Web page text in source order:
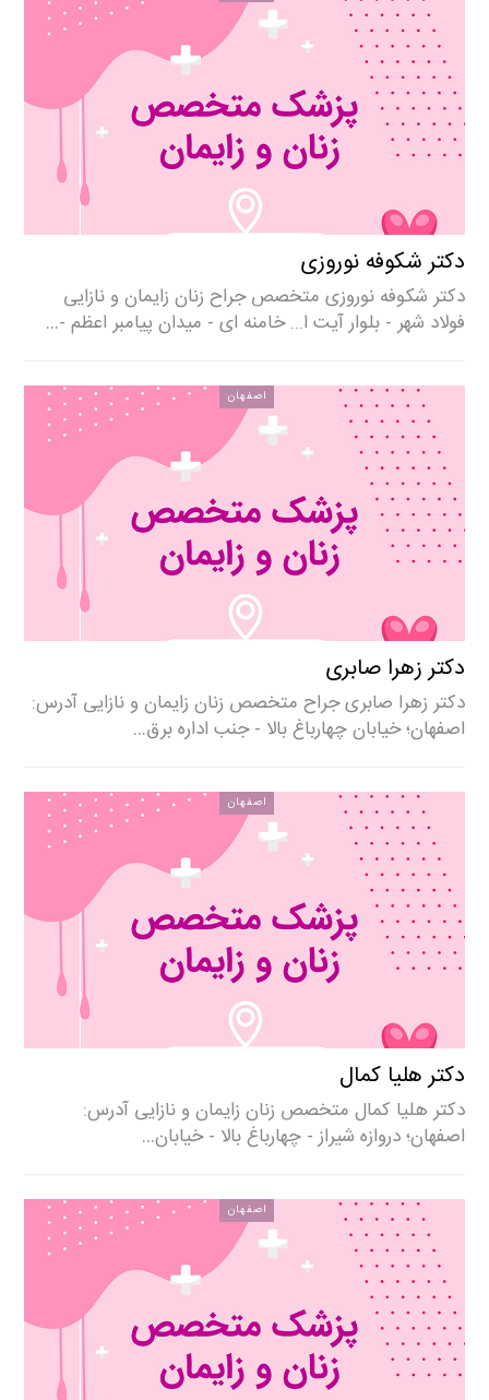
دکتر شکوفه نوروزی
دکتر شکوفه نوروزی متخصص جراح زنان زایمان و نازایی
فولاد شهر - بلوار آیت ا... خامنه ای - میدان پیامبر اعظم -…
اصفهان
دکتر زهرا صابری
دکتر زهرا صابری جراح متخصص زنان زایمان و نازایی آدرس:
اصفهان؛ خیابان چهارباغ بالا - جنب اداره برق…
اصفهان
دکتر هلیا کمال
دکتر هلیا کمال متخصص زنان زایمان و نازایی آدرس:
اصفهان؛ دروازه شیراز - چهارباغ بالا - خیابان…
اصفهان